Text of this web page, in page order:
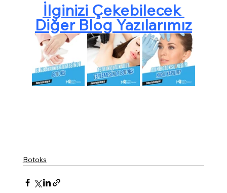
İlginizi Çekebilecek
Diğer Blog Yazılarımız
Botoks